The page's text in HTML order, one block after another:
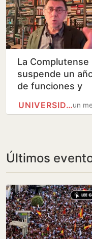
La Complutense
suspende un
de funciones y
Monedero por
un
UNIVERSIDAD COMPLUTENSE
Últimos